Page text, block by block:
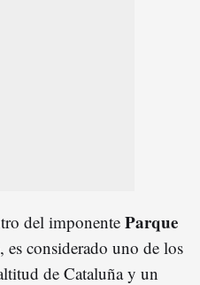
del imponente Parque
, es considerado uno de los
de Cataluña y un